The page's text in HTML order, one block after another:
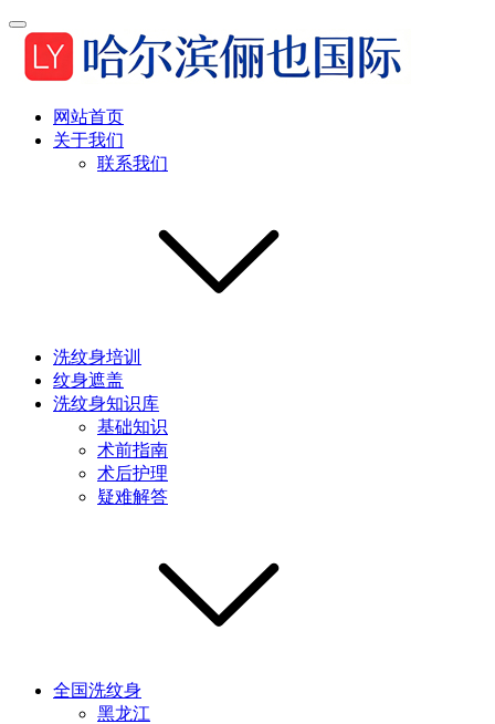
网站首页
关于我们
联系我们
洗纹身培训
纹身遮盖
洗纹身知识库
基础知识
术前指南
术后护理
疑难解答
全国洗纹身
黑龙江